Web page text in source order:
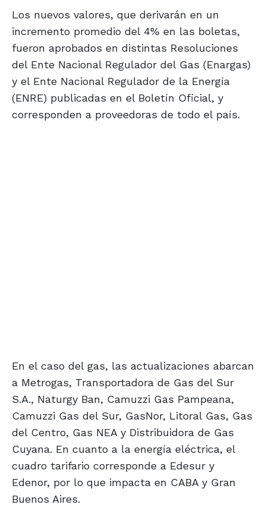
Los nuevos valores, que derivarán en un
incremento promedio del 4% en las boletas,
fueron aprobados en distintas Resoluciones
del Ente Nacional Regulador del Gas (Enargas)
y el Ente Nacional Regulador de la Energía
(ENRE) publicadas en el Boletín Oficial, y
corresponden a proveedoras de todo el país.
En el caso del gas, las actualizaciones abarcan
a Metrogas, Transportadora de Gas del Sur
S.A., Naturgy Ban, Camuzzi Gas Pampeana,
Camuzzi Gas del Sur, GasNor, Litoral Gas, Gas
del Centro, Gas NEA y Distribuidora de Gas
Cuyana. En cuanto a la energía eléctrica, el
cuadro tarifario corresponde a Edesur y
Edenor, por lo que impacta en CABA y Gran
Buenos Aires.